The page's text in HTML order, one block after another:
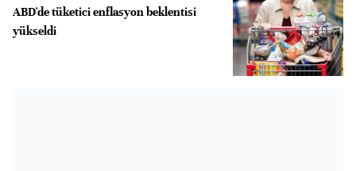
ABD'de tüketici enflasyon beklentisi
yükseldi